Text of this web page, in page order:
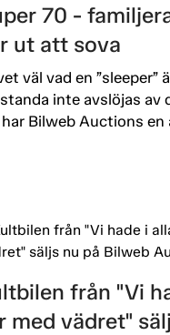
70 -
ut att sova
väl vad en ”sleeper”
inte avslöjas av
Bilweb Auctions en
från "Vi
med vädret"